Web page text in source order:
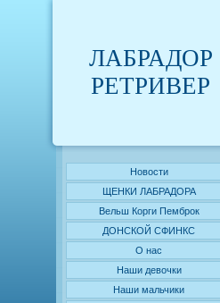
ЛАБРАДОР
РЕТРИВЕР
Новости
ЩЕНКИ ЛАБРАДОРА
Вельш Корги Пемброк
ДОНСКОЙ СФИНКС
О нас
Наши девочки
Наши мальчики